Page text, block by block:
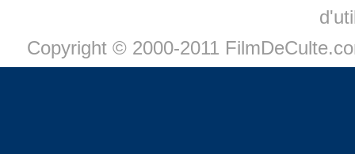
Copyright © 2000-2011